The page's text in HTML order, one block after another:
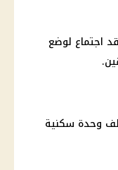
اجتماع لوضع
من توفير 300 ألف وحدة سكنية